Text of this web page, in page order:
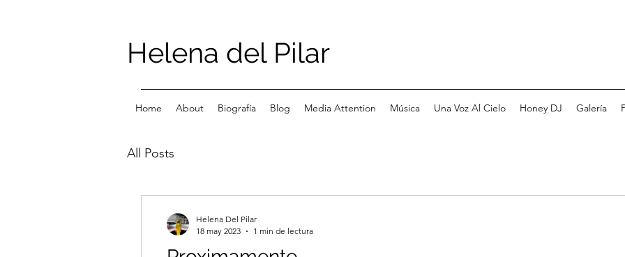
Helena del Pilar
Home About Biografía Blog Media Attention Música Una Voz Al Cielo Honey DJ Galería
All Posts
Helena Del Pilar
18 may 2023
1 min de lectura